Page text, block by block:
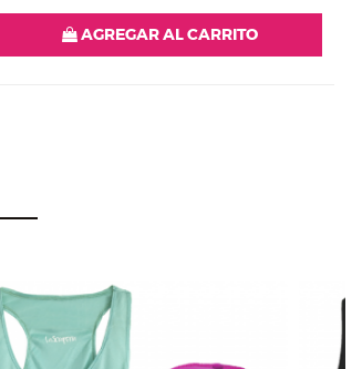
AGREGAR AL CARRITO